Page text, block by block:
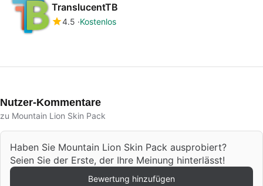
TranslucentTB
4.5 Kostenlos
Nutzer-Kommentare
zu Mountain Lion Skin Pack
Haben Sie Mountain Lion Skin Pack ausprobiert?
Seien Sie der Erste, der Ihre Meinung hinterlässt!
Bewertung hinzufügen